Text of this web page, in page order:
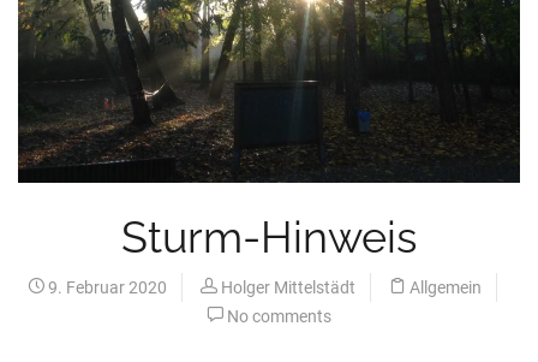
Sturm-Hinweis
9. Februar 2020 Holger Mittelstädt
Allgemein
No comments